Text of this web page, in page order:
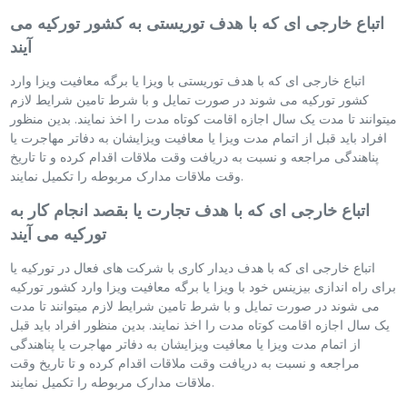
اتباع خارجی ای که با هدف توریستی به کشور تورکیه می
آیند
اتباع خارجی ای که با هدف توریستی با ویزا یا برگه معافیت ویزا وارد
کشور تورکیه می شوند در صورت تمایل و با شرط تامین شرایط لازم
میتوانند تا مدت یک سال اجازه اقامت کوتاه مدت را اخذ نمایند. بدین منظور
افراد باید قبل از اتمام مدت ویزا یا معافیت ویزایشان به دفاتر مهاجرت یا
پناهندگی مراجعه و نسبت به دریافت وقت ملاقات اقدام کرده و تا تاریخ
وقت ملاقات مدارک مربوطه را تکمیل نمایند.
اتباع خارجی ای که با هدف تجارت یا بقصد انجام کار به
تورکیه می آیند
اتباع خارجی ای که با هدف دیدار کاری با شرکت های فعال در تورکیه یا
برای راه اندازی بیزینس خود با ویزا یا برگه معافیت ویزا وارد کشور تورکیه
می شوند در صورت تمایل و با شرط تامین شرایط لازم میتوانند تا مدت
یک سال اجازه اقامت کوتاه مدت را اخذ نمایند. بدین منظور افراد باید قبل
از اتمام مدت ویزا یا معافیت ویزایشان به دفاتر مهاجرت یا پناهندگی
مراجعه و نسبت به دریافت وقت ملاقات اقدام کرده و تا تاریخ وقت
ملاقات مدارک مربوطه را تکمیل نمایند.